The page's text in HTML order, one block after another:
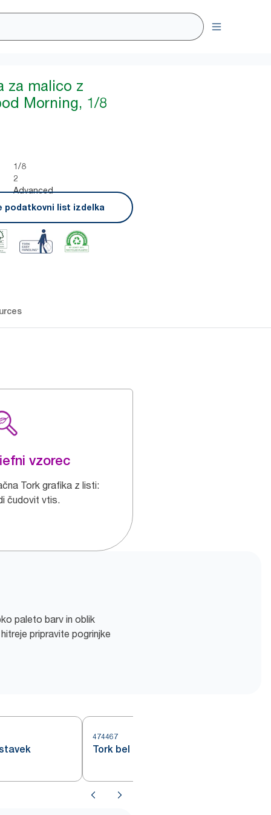
za malico z
Morning, 1/8
1/8
2
Advanced
podatkovni list izdelka
vzorec
Tork grafika z listi:
čudovit vtis.
paleto barv in oblik
pripravite pogrinjke
474467
Tork bel podstavek